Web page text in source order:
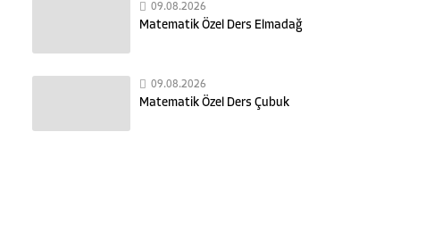
09.08.2026
Matematik Özel Ders Elmadağ
09.08.2026
Matematik Özel Ders Çubuk